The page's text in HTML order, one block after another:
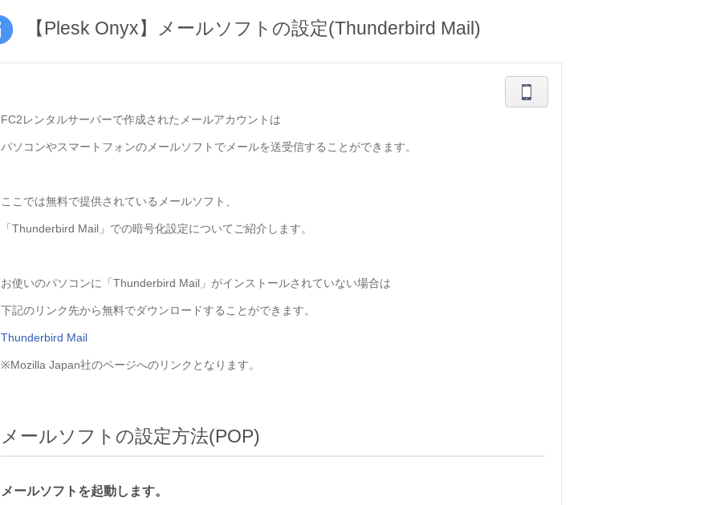
【Plesk Onyx】メールソフトの設定(Thunderbird Mail)
FC2レンタルサーバーで作成されたメールアカウントは
パソコンやスマートフォンのメールソフトでメールを送受信することができます。
ここでは無料で提供されているメールソフト、
「Thunderbird Mail」での暗号化設定についてご紹介します。
お使いのパソコンに「Thunderbird Mail」がインストールされていない場合は
下記のリンク先から無料でダウンロードすることができます。
Thunderbird Mail
※Mozilla Japan社のページへのリンクとなります。
メールソフトの設定方法(POP)
メールソフトを起動します。